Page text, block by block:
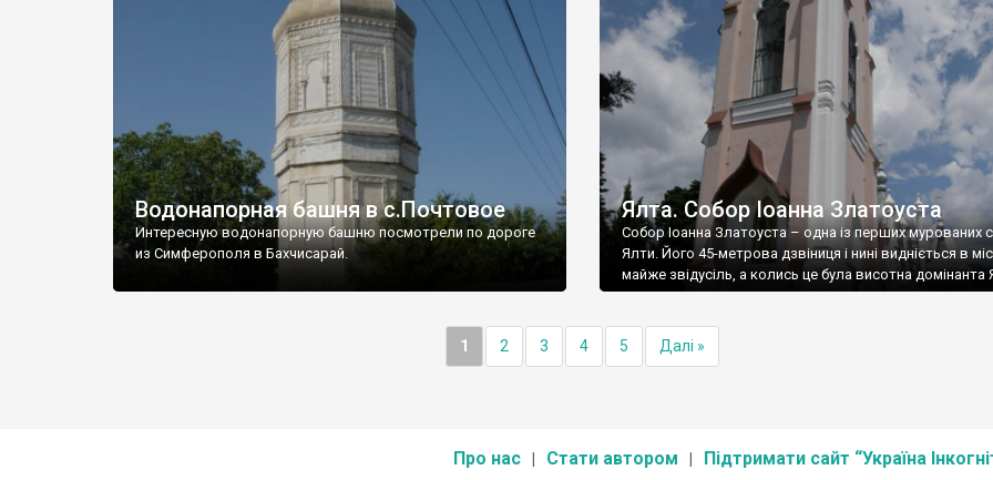
Водонапорная башня в с.Почтовое
Интересную водонапорную башню посмотрели по дороге
из Симферополя в Бахчисарай.
Ялта. Собор Іоанна Златоуста
Собор Іоанна Златоуста – одна із перших мурованих
Ялти. Його 45-метрова дзвіниця і нині видніється в
майже звідусіль, а колись це була висотна домінанта
1 2 3 4 5 Далі »
Про нас Стати автором Підтримати сайт “Україна